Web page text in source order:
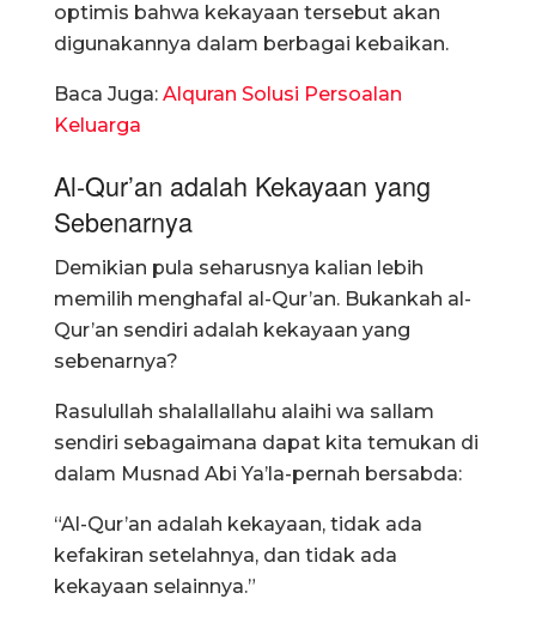
optimis bahwa kekayaan tersebut akan
digunakannya dalam berbagai kebaikan.
Baca Juga: Alquran Solusi Persoalan
Keluarga
Al-Qur’an adalah Kekayaan yang
Sebenarnya
Demikian pula seharusnya kalian lebih
memilih menghafal al-Qur’an. Bukankah al-
Qur’an sendiri adalah kekayaan yang
sebenarnya?
Rasulullah shalallallahu alaihi wa sallam
sendiri sebagaimana dapat kita temukan di
dalam Musnad Abi Ya’la-pernah bersabda:
“Al-Qur’an adalah kekayaan, tidak ada
kefakiran setelahnya, dan tidak ada
kekayaan selainnya.”